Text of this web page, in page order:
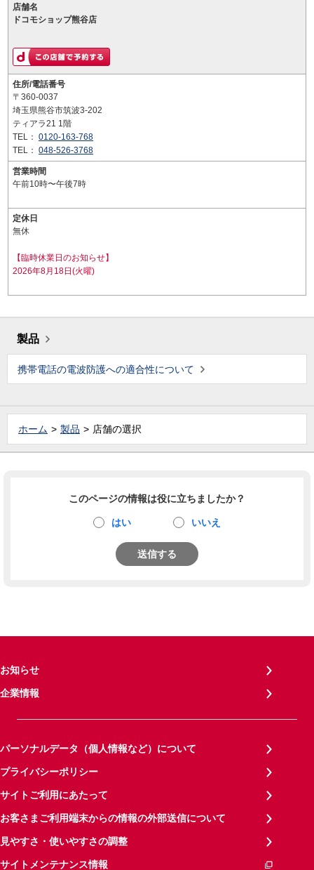
店舗名
ドコモショップ熊谷店
住所/電話番号
〒360-0037
埼玉県熊谷市筑波3-202
ティアラ21 1階
TEL： 0120-163-768
TEL： 048-526-3768
営業時間
午前10時〜午後7時
定休日
無休
【臨時休業日のお知らせ】
2026年8月18日(火曜)
製品
携帯電話の電波防護への適合性について
ホーム 製品 店舗の選択
このページの情報は役に立ちましたか？
はい いいえ
送信する
お知らせ
企業情報
パーソナルデータ（個人情報など）について
プライバシーポリシー
サイトご利用にあたって
お客さまご利用端末からの情報の外部送信について
見やすさ・使いやすさの調整
サイトメンテナンス情報